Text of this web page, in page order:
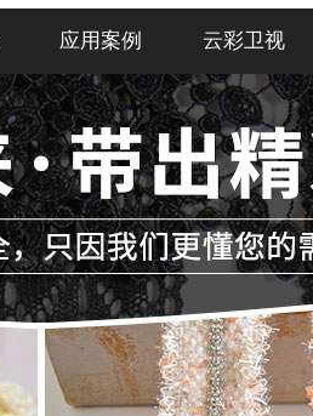
应用案例 云彩卫视